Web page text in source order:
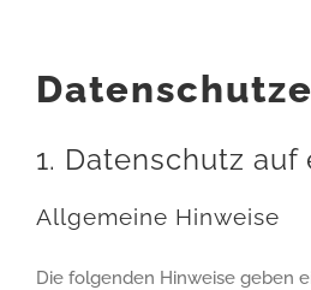
1. Datenschutz
Allgemeine Hinweise
Die folgenden Hinweise geben